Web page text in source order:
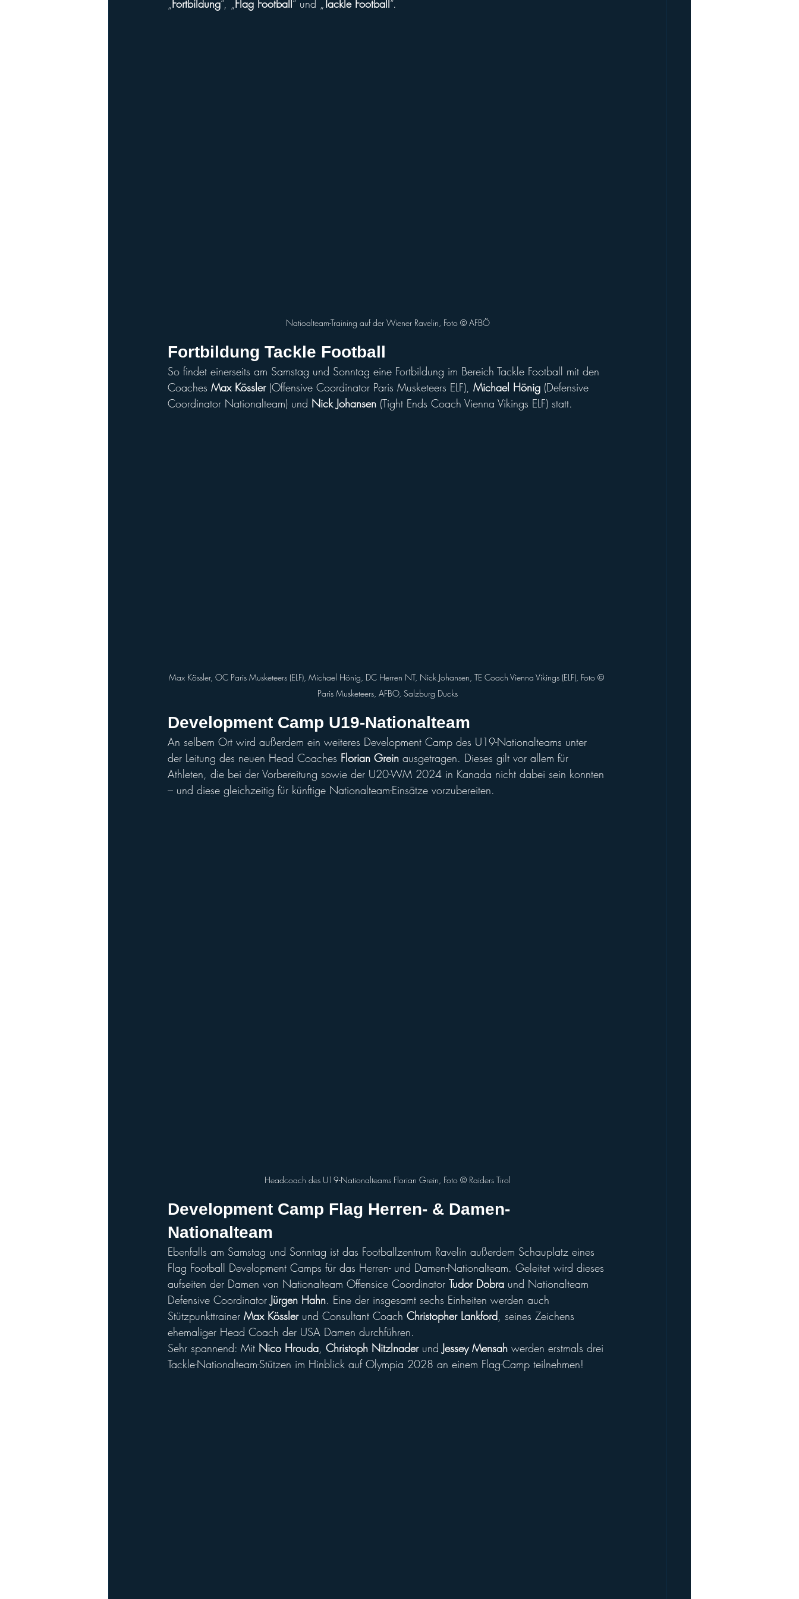
„Fortbildung“, „Flag Football“ und „Tackle Football“.
Natioalteam-Training auf der Wiener Ravelin, Foto ©️ AFBÖ
Fortbildung Tackle Football
So findet einerseits am Samstag und Sonntag eine Fortbildung im Bereich Tackle Football mit den
Coaches Max Kössler (Offensive Coordinator Paris Musketeers ELF), Michael Hönig (Defensive
Coordinator Nationalteam) und Nick Johansen (Tight Ends Coach Vienna Vikings ELF) statt.
Max Kössler, OC Paris Musketeers (ELF), Michael Hönig, DC Herren NT, Nick Johansen, TE Coach Vienna Vikings (ELF), Foto ©️
Paris Musketeers, AFBO, Salzburg Ducks
Development Camp U19-Nationalteam
An selbem Ort wird außerdem ein weiteres Development Camp des U19-Nationalteams unter
der Leitung des neuen Head Coaches Florian Grein ausgetragen. Dieses gilt vor allem für
Athleten, die bei der Vorbereitung sowie der U20-WM 2024 in Kanada nicht dabei sein konnten
– und diese gleichzeitig für künftige Nationalteam-Einsätze vorzubereiten.
Headcoach des U19-Nationalteams Florian Grein, Foto ©️ Raiders Tirol
Development Camp Flag Herren- & Damen-
Nationalteam
Ebenfalls am Samstag und Sonntag ist das Footballzentrum Ravelin außerdem Schauplatz eines
Flag Football Development Camps für das Herren- und Damen-Nationalteam. Geleitet wird dieses
aufseiten der Damen von Nationalteam Offensice Coordinator Tudor Dobra und Nationalteam
Defensive Coordinator Jürgen Hahn. Eine der insgesamt sechs Einheiten werden auch
Stützpunkttrainer Max Kössler und Consultant Coach Christopher Lankford, seines Zeichens
ehemaliger Head Coach der USA Damen durchführen.
Sehr spannend: Mit Nico Hrouda, Christoph Nitzlnader und Jessey Mensah werden erstmals drei
Tackle-Nationalteam-Stützen im Hinblick auf Olympia 2028 an einem Flag-Camp teilnehmen!